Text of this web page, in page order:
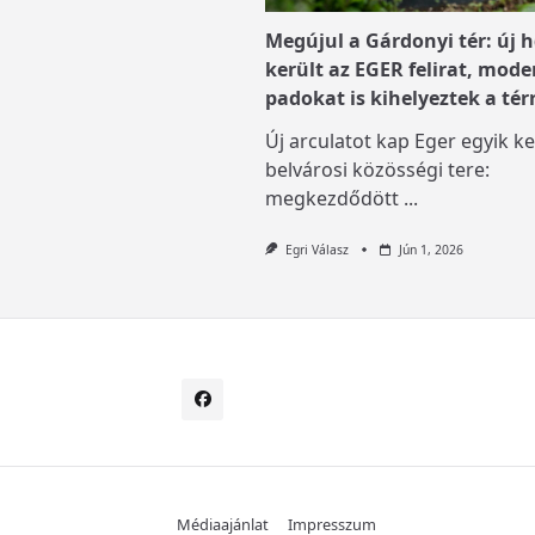
Megújul a Gárdonyi tér: új
került az EGER felirat,
padokat is kihelyeztek a
Új arculatot kap Eger egyik
belvárosi közösségi tere:
megkezdődött ...
Egri Válasz Jún 1, 2026
Médiaajánlat Impresszum